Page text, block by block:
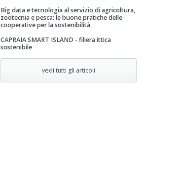
Big data e tecnologia al servizio di agricoltura,
zootecnia e pesca: le buone pratiche delle
cooperative per la sostenibilità
CAPRAIA SMART ISLAND - filiera ittica
sostenibile
vedi tutti gli articoli